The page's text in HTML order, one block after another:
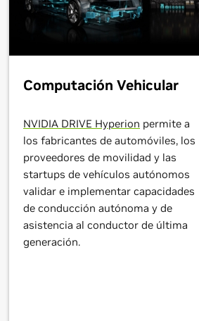
Computación Vehicular
NVIDIA DRIVE Hyperion permite a
los fabricantes de automóviles, los
proveedores de movilidad y las
startups de vehículos autónomos
validar e implementar capacidades
de conducción autónoma y de
asistencia al conductor de última
generación.